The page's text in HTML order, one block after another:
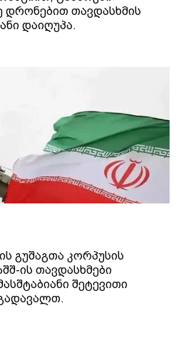
დრონებით თავდასხმის
დაიღუპა.
გუშაგთა კორპუსის
ის თავდასხმები
შეტევითი